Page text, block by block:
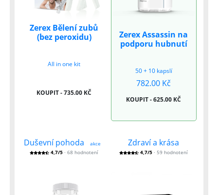
Omega-3 mastné kyseliny
– podpora zdraví očí
a sliznic
Rostlinné extrakty jako rakytník a černý bez
přirozená ochrana dýchacích cest
Zerex Bělení zubů
(bez peroxidu)
All in one kit
KOUPIT - 735.00 KČ
Zerex Assassin na
podporu hubnutí
50 + 10 kapslí
782.00 Kč
KOUPIT - 625.00 KČ
Duševní pohoda
akce
4,7/5 · 68 hodnotení
Zdraví a krása
4,7/5 · 59 hodnotení